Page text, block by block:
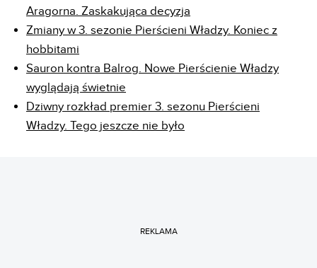
Aragorna. Zaskakująca decyzja
Zmiany w 3. sezonie Pierścieni Władzy. Koniec z
hobbitami
Sauron kontra Balrog. Nowe Pierścienie Władzy
wyglądają świetnie
Dziwny rozkład premier 3. sezonu Pierścieni
Władzy. Tego jeszcze nie było
REKLAMA